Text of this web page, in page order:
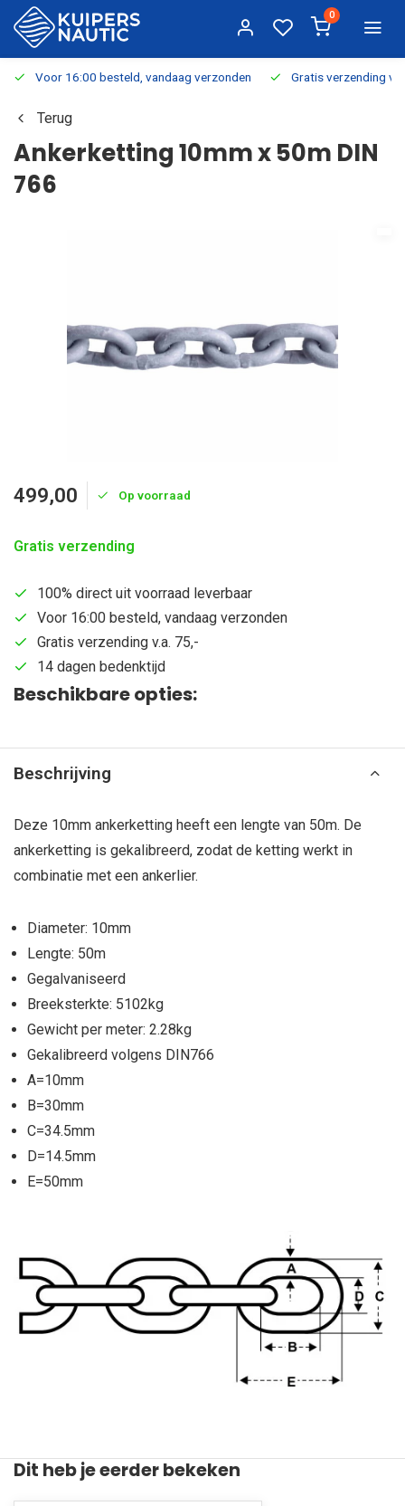
0
Voor 16:00 besteld, vandaag verzonden Gratis verzending
Terug
Ankerketting 10mm x 50m DIN
766
499,00 Op voorraad
Gratis verzending
100% direct uit voorraad leverbaar
Voor 16:00 besteld, vandaag verzonden
Gratis verzending v.a. 75,-
14 dagen bedenktijd
Beschikbare opties:
Beschrijving
Deze 10mm ankerketting heeft een lengte van 50m. De
ankerketting is gekalibreerd, zodat de ketting werkt in
combinatie met een ankerlier.
Diameter: 10mm
Lengte: 50m
Gegalvaniseerd
Breeksterkte: 5102kg
Gewicht per meter: 2.28kg
Gekalibreerd volgens DIN766
A=10mm
B=30mm
C=34.5mm
D=14.5mm
E=50mm
Dit heb je eerder bekeken